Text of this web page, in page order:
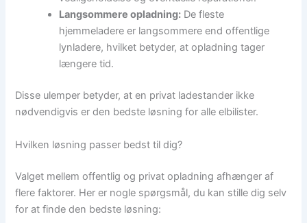
Langsommere opladning: De fleste
hjemmeladere er langsommere end offentlige
lynladere, hvilket betyder, at opladning tager
længere tid.
Disse ulemper betyder, at en privat ladestander ikke
nødvendigvis er den bedste løsning for alle elbilister.
Hvilken løsning passer bedst til dig?
Valget mellem offentlig og privat opladning afhænger af
flere faktorer. Her er nogle spørgsmål, du kan stille dig selv
for at finde den bedste løsning: